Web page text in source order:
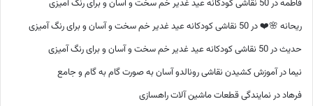
فاطمهدر 50 نقاشی کودکانه عید غدیر خم سخت و آسان و برای رنگ آمیزی
ریحانه 🌸❤️در 50 نقاشی کودکانه عید غدیر خم سخت و آسان و برای رنگ آمیزی
حدیثدر 50 نقاشی کودکانه عید غدیر خم سخت و آسان و برای رنگ آمیزی
نیما درآموزش کشیدن نقاشی رونالدو آسان به صورت گام به گام و جامع
فرهاددر نمایندگی قطعات ماشین آلات راهسازی